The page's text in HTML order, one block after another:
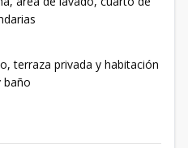
terraza privada y habitación
baño